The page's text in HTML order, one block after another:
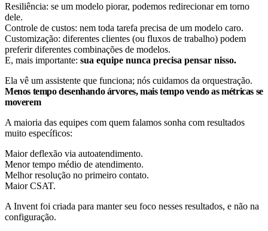
Resiliência: se um modelo piorar, podemos redirecionar em torno
dele.
Controle de custos: nem toda tarefa precisa de um modelo caro.
Customização: diferentes clientes (ou fluxos de trabalho) podem
preferir diferentes combinações de modelos.
E, mais importante: sua equipe nunca precisa pensar nisso.
Ela vê um assistente que funciona; nós cuidamos da orquestração.
Menos tempo desenhando árvores, mais tempo vendo as métricas se
moverem
A maioria das equipes com quem falamos sonha com resultados
muito específicos:
Maior deflexão via autoatendimento.
Menor tempo médio de atendimento.
Melhor resolução no primeiro contato.
Maior CSAT.
A Invent foi criada para manter seu foco nesses resultados, e não na
configuração.